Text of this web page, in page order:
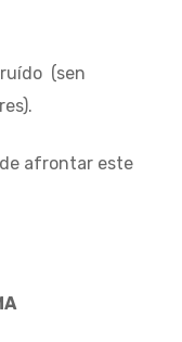
(sen
afrontar este